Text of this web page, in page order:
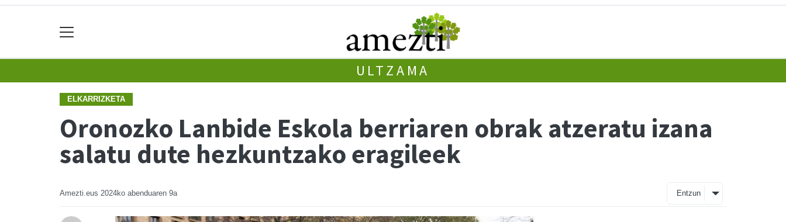
ULTZAMA
ELKARRIZKETA
Oronozko Lanbide Eskola berriaren obrak atzeratu izana
salatu dute hezkuntzako eragileek
Amezti.eus 2024ko abenduaren 9a Entzun